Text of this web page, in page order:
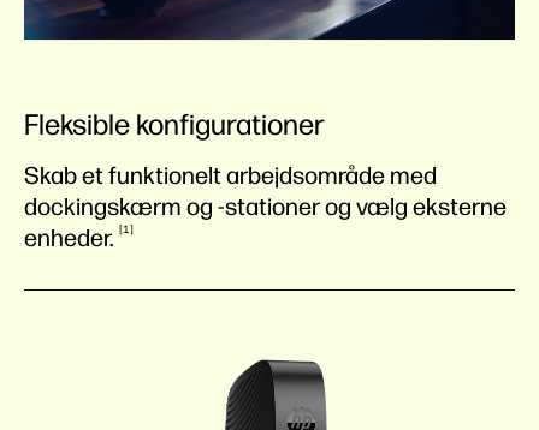
Fleksible konfigurationer
Skab et funktionelt arbejdsområde med
dockingskærm og -stationer og vælg eksterne
enheder.
1